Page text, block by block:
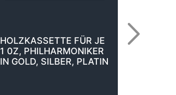
HOLZKASSETTE FÜR JE
1 0Z, PHILHARMONIKER
IN GOLD, SILBER, PLATIN